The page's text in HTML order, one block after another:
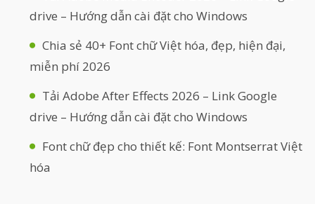
drive – Hướng dẫn cài đặt cho Windows
Chia sẻ 40+ Font chữ Việt hóa, đẹp, hiện đại,
miễn phí 2026
Tải Adobe After Effects 2026 – Link Google
drive – Hướng dẫn cài đặt cho Windows
Font chữ đẹp cho thiết kế: Font Montserrat Việt
hóa